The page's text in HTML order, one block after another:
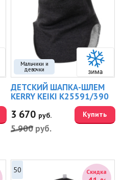
Мальчики и
девочки
ДЕТСКИЙ ШАПКА-ШЛЕМ
KERRY KEIKI K25591/390
3 670 руб.
5 900 руб.
Купить
Скидка
50